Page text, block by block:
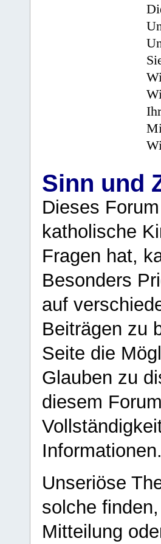
Sinn und
Dieses
katholische
Fragen hat,
Besonders
auf
Beiträgen zu
Seite die
Glauben zu
diesem
Informationen.
Unseriöse
solche
Mitteilung